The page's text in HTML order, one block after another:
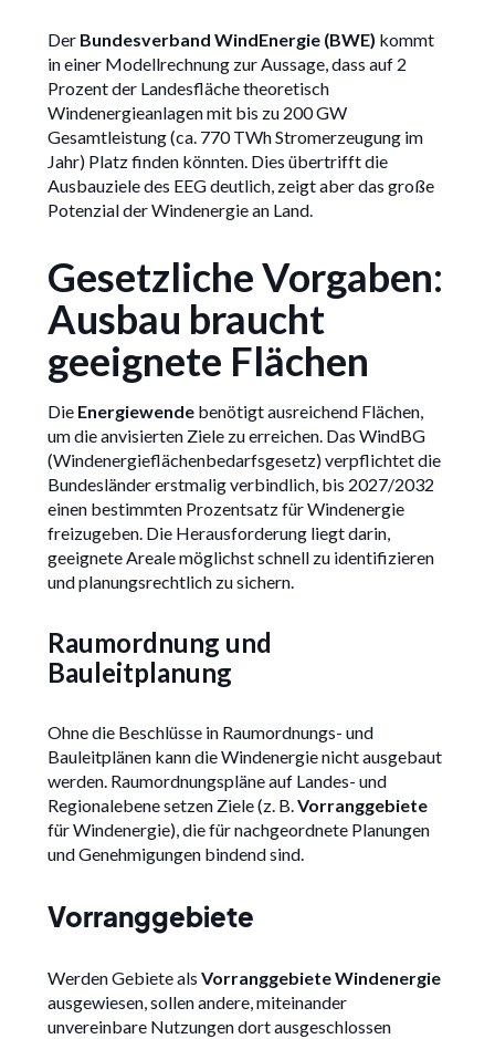
Der Bundesverband WindEnergie (BWE) kommt
in einer Modellrechnung zur Aussage, dass auf 2
Prozent der Landesfläche theoretisch
Windenergieanlagen mit bis zu 200 GW
Gesamtleistung (ca. 770 TWh Stromerzeugung im
Jahr) Platz finden könnten. Dies übertrifft die
Ausbauziele des EEG deutlich, zeigt aber das große
Potenzial der Windenergie an Land.
Gesetzliche Vorgaben:
Ausbau braucht
geeignete Flächen
Die Energiewendebenötigt ausreichend Flächen,
um die anvisierten Ziele zu erreichen. Das WindBG
(Windenergieflächenbedarfsgesetz) verpflichtet die
Bundesländer erstmalig verbindlich, bis 2027/2032
einen bestimmten Prozentsatz für Windenergie
freizugeben. Die Herausforderung liegt darin,
geeignete Areale möglichst schnell zu identifizieren
und planungsrechtlich zu sichern.
Raumordnung und
Bauleitplanung
Ohne die Beschlüsse in Raumordnungs- und
Bauleitplänen kann die Windenergie nicht ausgebaut
werden. Raumordnungspläne auf Landes- und
Regionalebene setzen Ziele (z. B.Vorranggebiete
für Windenergie), die für nachgeordnete Planungen
und Genehmigungen bindend sind.
Vorranggebiete
Werden Gebiete als Vorranggebiete Windenergie
ausgewiesen, sollen andere, miteinander
unvereinbare Nutzungen dort ausgeschlossen